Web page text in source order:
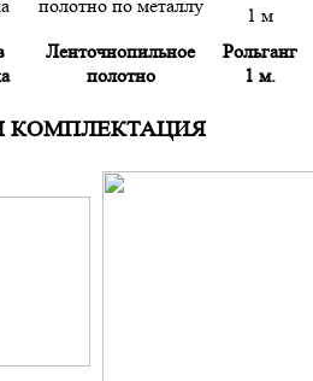
Ленточнопильное
полотно
Рольганг
1 м.
КОМПЛЕКТАЦИЯ